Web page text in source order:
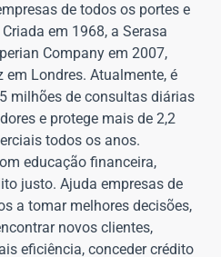
de todos os portes e
em 1968, a Serasa
Company em 2007,
Londres. Atualmente, é
milhões de consultas diárias
e protege mais de 2,2
todos os anos.
educação financeira,
justo. Ajuda empresas de
a tomar melhores decisões,
novos clientes,
eficiência, conceder crédito